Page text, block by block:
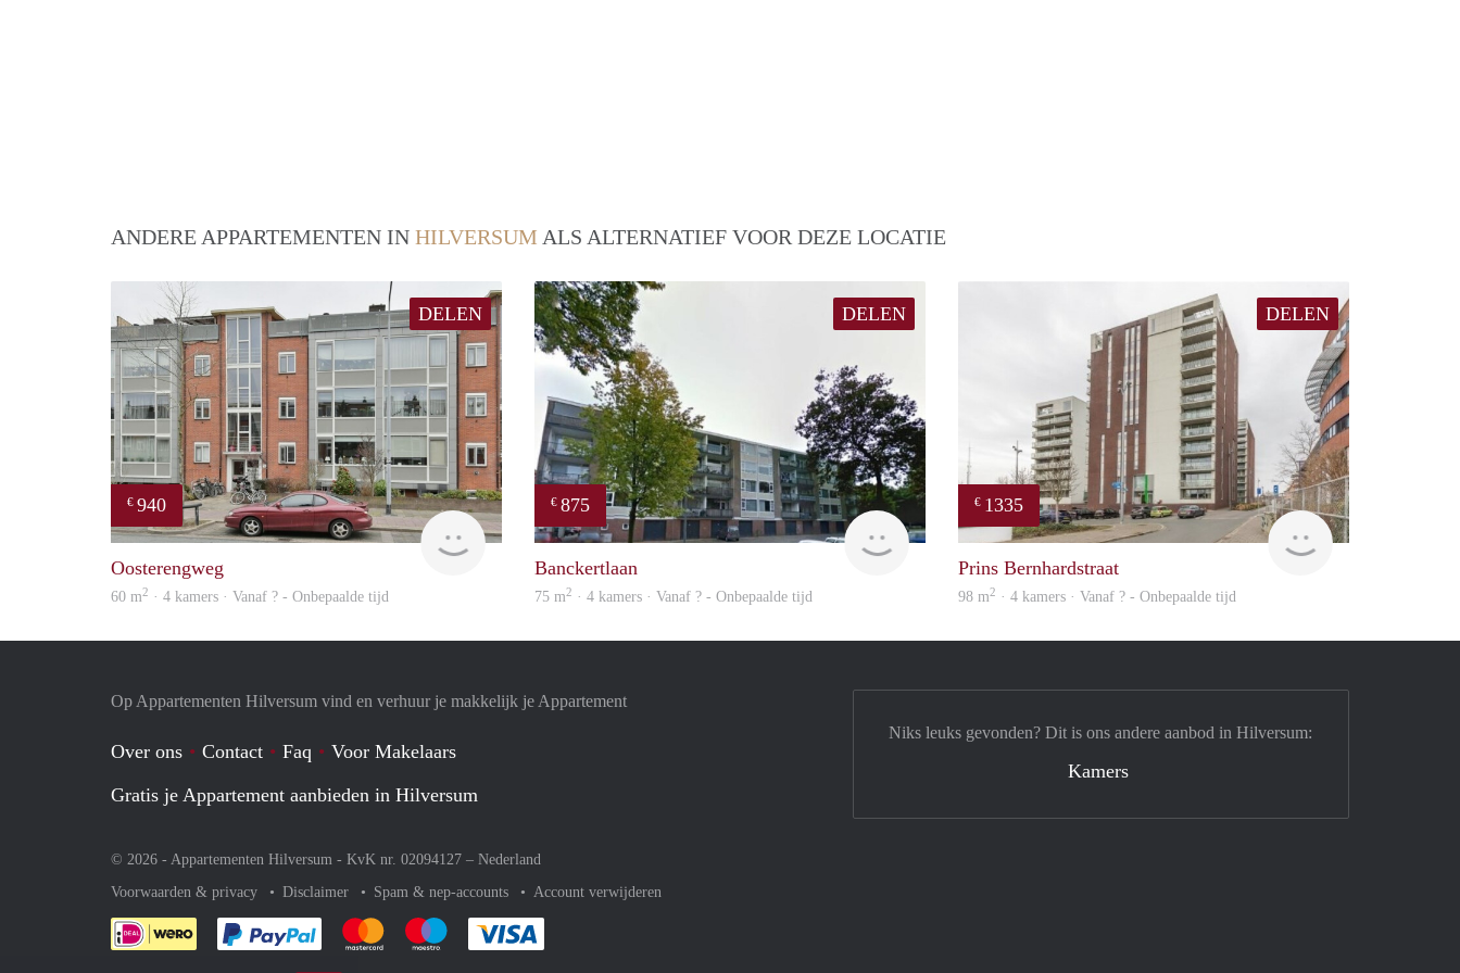
ANDERE APPARTEMENTEN IN HILVERSUM ALS ALTERNATIEF VOOR DEZE LOCATIE
DELEN
€ 940
Woning
Oosterengweg
60 m2 · 4 kamers · Vanaf ? - Onbepaalde tijd
DELEN
€ 875
finder
Banckertlaan
75 m2 · 4 kamers · Vanaf ? - Onbepaalde tijd
DELEN
€ 1335
finder
Prins Bernhardstraat
98 m2 · 4 kamers · Vanaf ? - Onbepaalde tijd
Op Appartementen Hilversum vind en verhuur je makkelijk je Appartement
Over ons Contact Faq
Voor Makelaars
Gratis je Appartement aanbieden in Hilversum
© 2026 - Appartementen Hilversum - KvK nr. 02094127 – Nederland
Voorwaarden & privacy
Disclaimer Spam & nep-accounts Account verwijderen
Je rekent gemakkelijk af met Paypal
Je rekent gemakkelijk af met Mastercard
Je rekent gemakkelijk af met Meastro
Niks leuks gevonden? Dit is ons andere aanbod in Hilversum:
Kamers